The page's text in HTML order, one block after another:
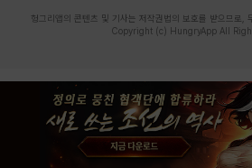
헝그리앱의 콘텐츠 및 기사는 저작권법의 보호를 받으므로,
Copyright (c) HungryApp All